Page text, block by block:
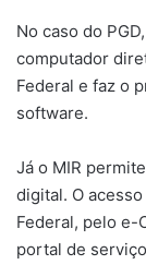
No caso do
computador
Federal e faz o
software.
Já o MIR
digital. O
Federal, pelo e-
portal de